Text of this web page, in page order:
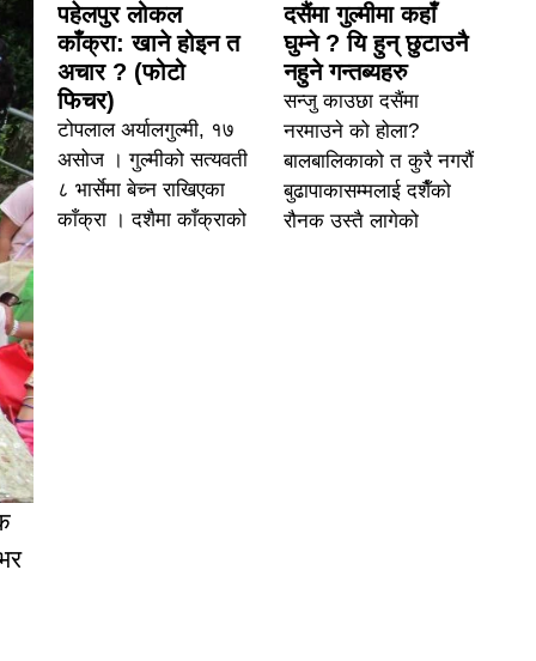
पहेलपुर लोकल
काँक्रा: खाने होइन त
अचार ? (फोटो
फिचर)
टोपलाल अर्यालगुल्मी, १७
असोज । गुल्मीको सत्यवती
८ भार्सेमा बेच्न राखिएका
काँक्रा । दशैमा काँक्राको
दसैंमा गुल्मीमा कहाँ
घुम्ने ? यि हुन् छुटाउनै
नहुने गन्तब्यहरु
सन्जु काउछा दसैंमा
नरमाउने को होला?
बालबालिकाको त कुरै नगरौं
बुढापाकासम्मलाई दशैँको
रौनक उस्तै लागेको